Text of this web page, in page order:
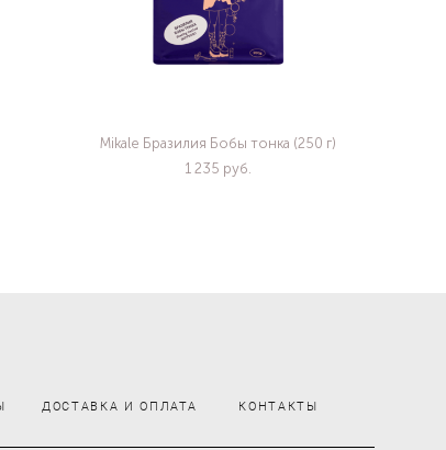
Mikale Бразилия Бобы тонка (250 г)
1 235 pуб.
ДОСТАВКА И ОПЛАТА КОНТАКТЫ